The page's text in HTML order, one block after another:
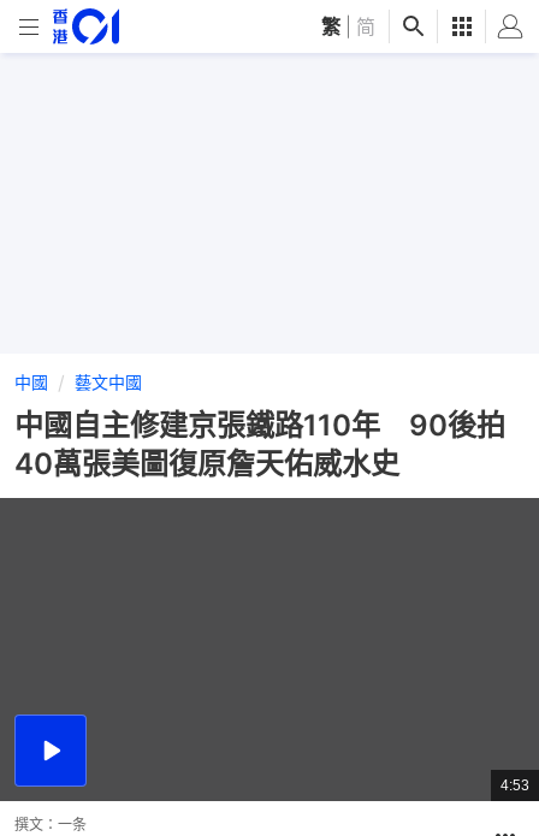
繁 简
中國 藝文中國
中國自主修建京張鐵路110年 90後拍
40萬張美圖復原詹天佑威水史
播
總
共
4:53
撰文： 一条